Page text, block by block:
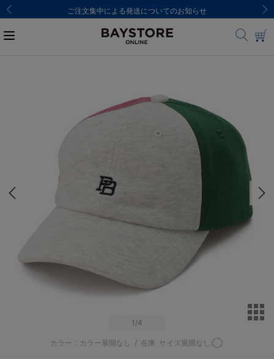
ご注文集中による発送についてのお知らせ
1 /4
カラー：カラー展開なし / 在庫 サイズ展開なし:◯